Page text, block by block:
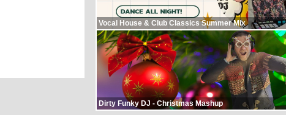
Vocal House & Club Classics Summer Mix
Dirty Funky DJ - Christmas Mashup